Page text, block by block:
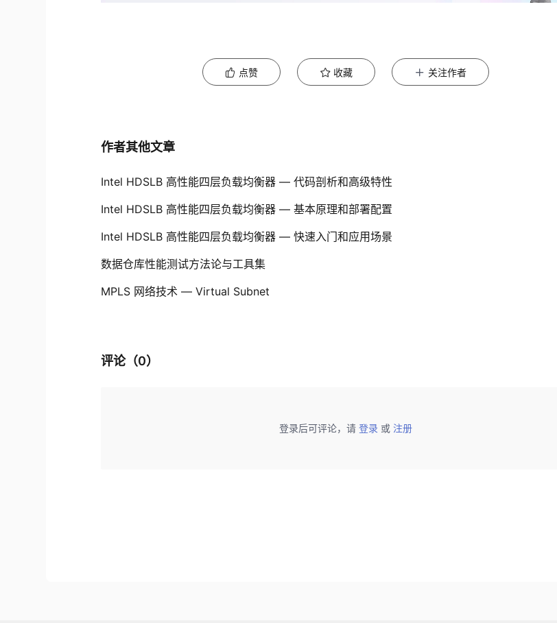
点赞 收藏 关注作者
作者其他文章
Intel HDSLB 高性能四层负载均衡器 — 代码剖析和高级特性
Intel HDSLB 高性能四层负载均衡器 — 基本原理和部署配置
Intel HDSLB 高性能四层负载均衡器 — 快速入门和应用场景
数据仓库性能测试方法论与工具集
MPLS 网络技术 — Virtual Subnet
评论（0）
登录后可评论，请 登录 或 注册